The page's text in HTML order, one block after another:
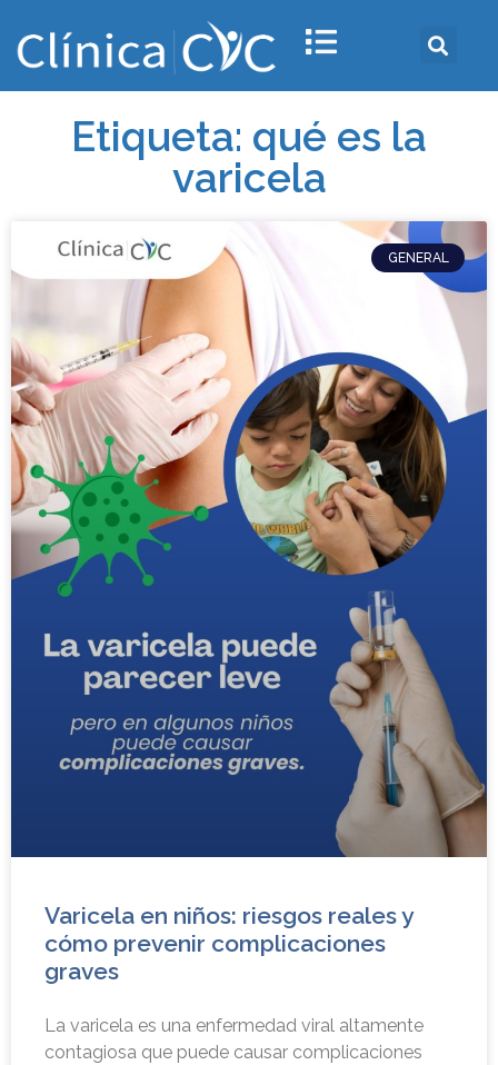
Etiqueta: qué es la
varicela
GENERAL
Varicela en niños: riesgos reales y
cómo prevenir complicaciones
graves
La varicela es una enfermedad viral altamente
contagiosa que puede causar complicaciones